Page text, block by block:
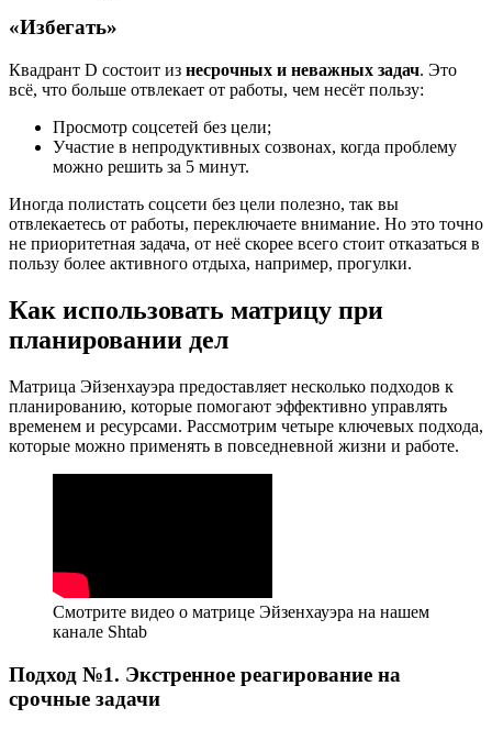
«Избегать»
Квадрант D состоит из несрочных и неважных задач. Это
всё, что больше отвлекает от работы, чем несёт пользу:
Просмотр соцсетей без цели;
Участие в непродуктивных созвонах, когда проблему
можно решить за 5 минут.
Иногда полистать соцсети без цели полезно, так вы
отвлекаетесь от работы, переключаете внимание. Но это точно
не приоритетная задача, от неё скорее всего стоит отказаться в
пользу более активного отдыха, например, прогулки.
Как использовать матрицу при
планировании дел
Матрица Эйзенхауэра предоставляет несколько подходов к
планированию, которые помогают эффективно управлять
временем и ресурсами. Рассмотрим четыре ключевых подхода,
которые можно применять в повседневной жизни и работе.
Смотрите видео о матрице Эйзенхауэра на нашем
канале Shtab
Подход №1. Экстренное реагирование на
срочные задачи